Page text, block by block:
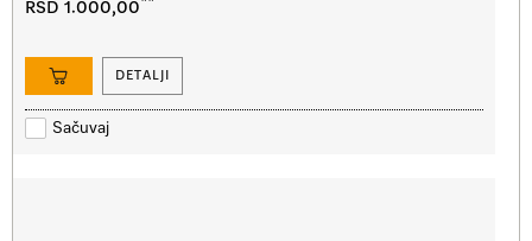
RSD 1.000,00
DETALJI
Sačuvaj